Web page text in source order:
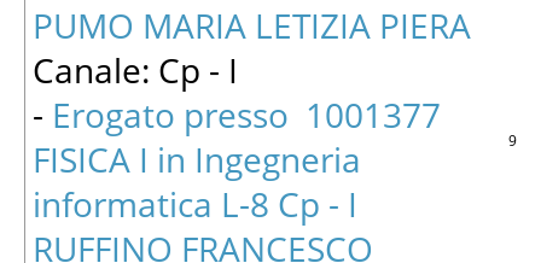
PUMO MARIA LETIZIA PIERA
Canale: Cp - I
- Erogato presso 1001377
FISICA I in Ingegneria
informatica L-8 Cp - I
RUFFINO FRANCESCO
9